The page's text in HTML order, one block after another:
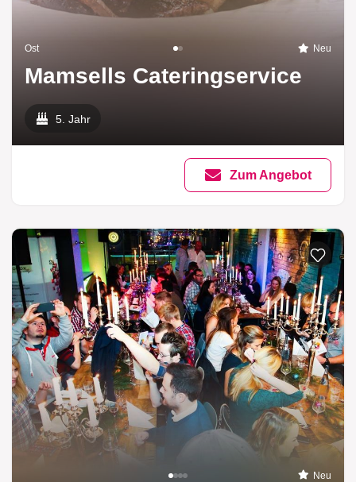
Ost Neu
Mamsells Cateringservice
5. Jahr
Zum Angebot
Neu